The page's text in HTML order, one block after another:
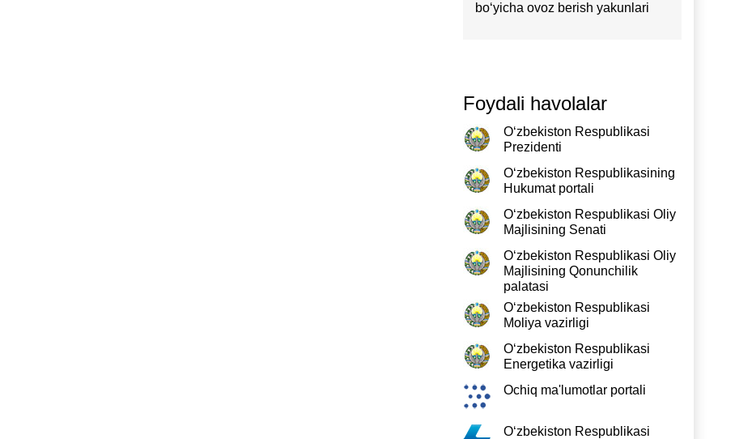
bo‘yicha ovoz berish yakunlari
Foydali havolalar
O‘zbekiston Respublikasi
Prezidenti
O‘zbekiston Respublikasining
Hukumat portali
O‘zbekiston Respublikasi Oliy
Majlisining Senati
O‘zbekiston Respublikasi Oliy
Majlisining Qonunchilik
palatasi
O‘zbekiston Respublikasi
Moliya vazirligi
O‘zbekiston Respublikasi
Energetika vazirligi
Ochiq ma'lumotlar portali
O‘zbekiston Respublikasi